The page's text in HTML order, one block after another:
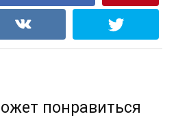
понравиться